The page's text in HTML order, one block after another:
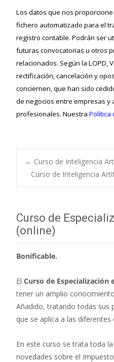
Los datos que nos
fichero automatizado para el
registro contable. Podrán ser
futuras convocatorias u otros
relacionados. Según la LOPD,
rectificación, cancelación y
conciernen, que han sido
de negocios entre empresas y
profesionales. Nuestra Política
← Curso de Inteligencia
Curso de Inteligencia
Curso de
(online)
Bonificable.
El Curso de Especialización
tener un amplio
Añadido, tratando todas sus
que se aplica a las
En este curso se trata toda
novedades sobre el